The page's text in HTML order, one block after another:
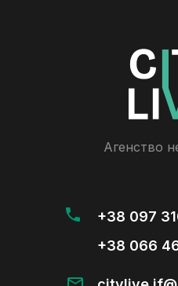
+38 097
+38 066
Агенство